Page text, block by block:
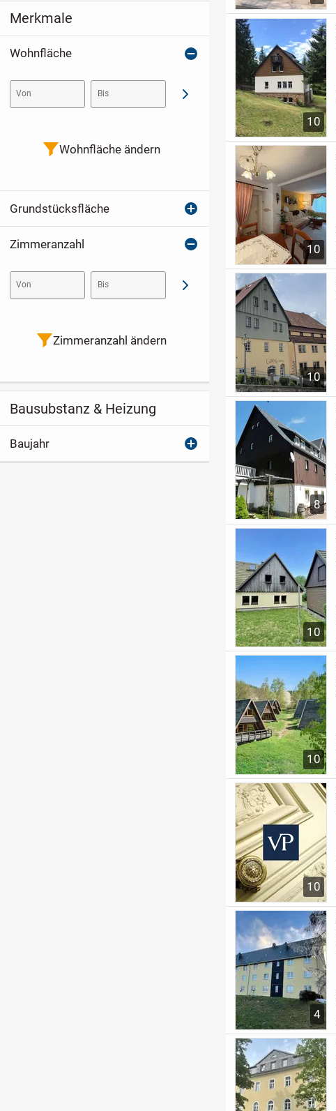
10
10
10
8
10
10
10
4
Merkmale
Wohnfläche
Von Bis Abschicken
Wohnfläche ändern
Grundstücksfläche
Zimmeranzahl
Von Bis Abschicken
Zimmeranzahl ändern
Bausubstanz & Heizung
Baujahr